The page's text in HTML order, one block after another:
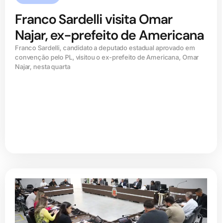
Franco Sardelli visita Omar
Najar, ex-prefeito de Americana
Franco Sardelli, candidato a deputado estadual aprovado em
convenção pelo PL, visitou o ex-prefeito de Americana, Omar
Najar, nesta quarta